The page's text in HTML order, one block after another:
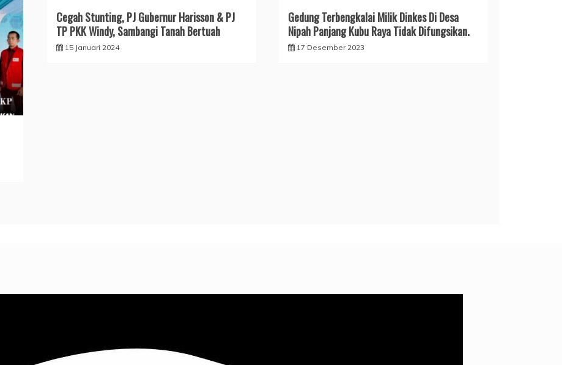
Cegah Stunting, PJ Gubernur Harisson & PJ
TP PKK Windy, Sambangi Tanah Bertuah
15 Januari 2024
Gedung Terbengkalai Milik Dinkes Di Desa
Nipah Panjang Kubu Raya Tidak Difungsikan.
17 Desember 2023